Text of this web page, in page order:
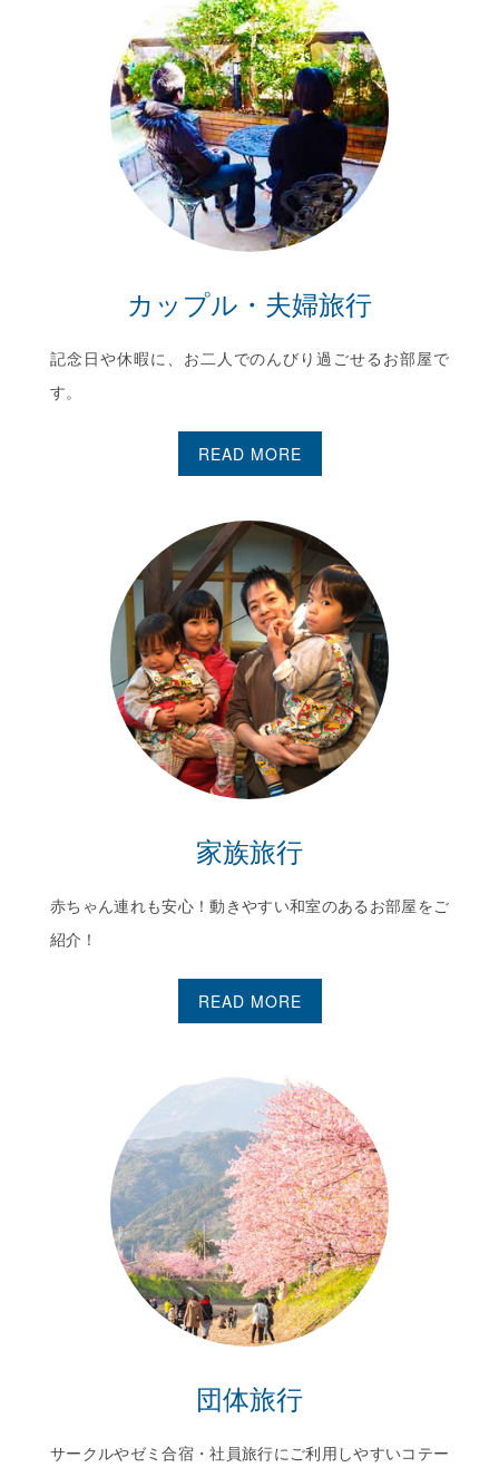
カップル・夫婦旅行
記念日や休暇に、お二人でのんびり過ごせるお部屋で
す。
READ MORE
家族旅行
赤ちゃん連れも安心！動きやすい和室のあるお部屋をご
紹介！
READ MORE
団体旅行
サークルやゼミ合宿・社員旅行にご利用しやすいコテー